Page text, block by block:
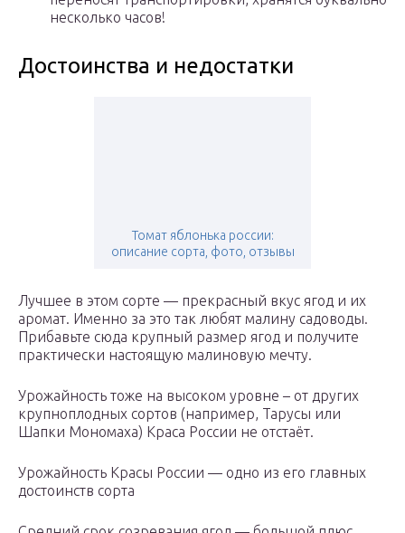
несколько часов!
Достоинства и недостатки
Томат яблонька россии:
описание сорта, фото, отзывы
Лучшее в этом сорте — прекрасный вкус ягод и их
аромат. Именно за это так любят малину садоводы.
Прибавьте сюда крупный размер ягод и получите
практически настоящую малиновую мечту.
Урожайность тоже на высоком уровне – от других
крупноплодных сортов (например, Тарусы или
Шапки Мономаха) Краса России не отстаёт.
Урожайность Красы России — одно из его главных
достоинств сорта